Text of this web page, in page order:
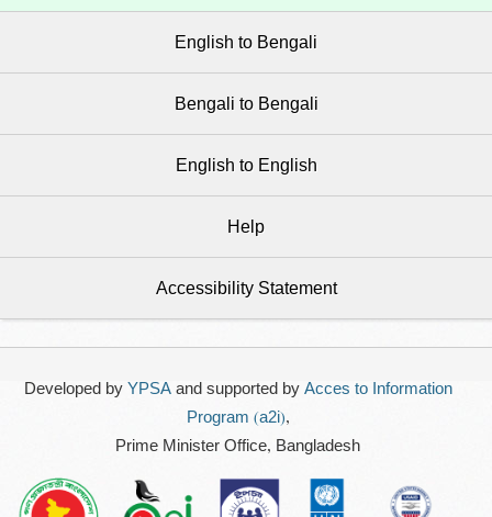
English to Bengali
Bengali to Bengali
English to English
Help
Accessibility Statement
Developed by YPSAand supported by Acces to Information
Program (a2i),
Prime Minister Office, Bangladesh